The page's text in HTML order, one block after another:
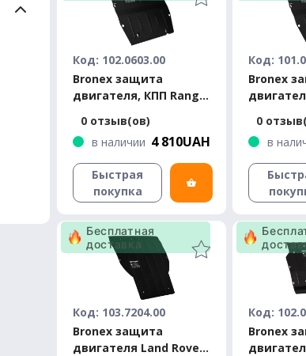
Код: 102.0603.00
Bronex защита
двигателя, КПП Range
Premium
0 отзыв(ов)
в наличии 4 810UAH
Быстрая
покупка
Код:
Bronex
Standard
0
в
Код: 103.7204.00
Bronex защита
двигателя Land Rover
Бесплатная
доставка
Код:
Bronex